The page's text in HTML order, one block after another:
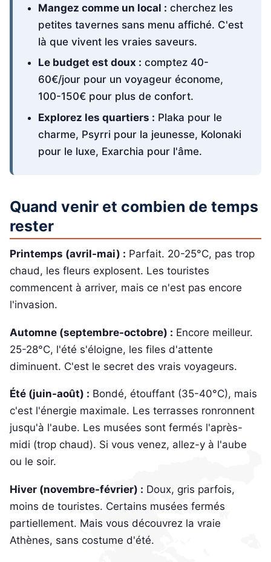
Mangez comme un local : cherchez les
petites tavernes sans menu affiché. C'est
là que vivent les vraies saveurs.
Le budget est doux : comptez 40-
60€/jour pour un voyageur économe,
100-150€ pour plus de confort.
Explorez les quartiers : Plaka pour le
charme, Psyrri pour la jeunesse, Kolonaki
pour le luxe, Exarchia pour l'âme.
Quand venir et combien de temps
rester
Printemps (avril-mai) : Parfait. 20-25°C, pas trop
chaud, les fleurs explosent. Les touristes
commencent à arriver, mais ce n'est pas encore
l'invasion.
Automne (septembre-octobre) : Encore meilleur.
25-28°C, l'été s'éloigne, les files d'attente
diminuent. C'est le secret des vrais voyageurs.
Été (juin-août) : Bondé, étouffant (35-40°C), mais
c'est l'énergie maximale. Les terrasses ronronnent
jusqu'à l'aube. Les musées sont fermés l'après-
midi (trop chaud). Si vous venez, allez-y à l'aube
ou le soir.
Hiver (novembre-février) : Doux, gris parfois,
moins de touristes. Certains musées fermés
partiellement. Mais vous découvrez la vraie
Athènes, sans costume d'été.